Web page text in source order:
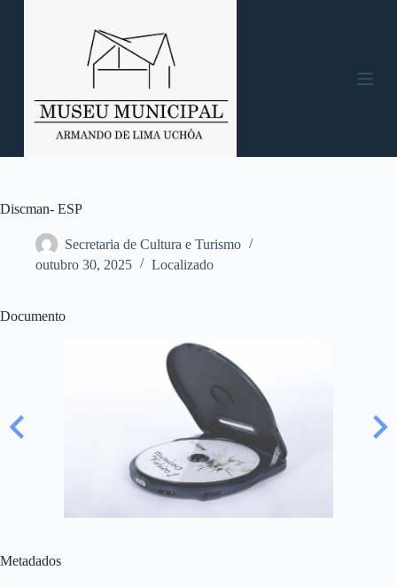
o
n
Discman- ESP
Secretaria de Cultura e Turismo
outubro 30, 2025
Localizado
Documento
Metadados